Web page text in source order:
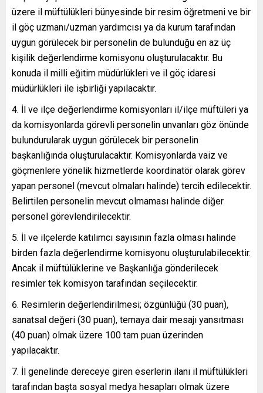
üzere il müftülükleri bünyesinde bir resim öğretmeni ve bir
il göç uzmanı/uzman yardımcısı ya da kurum tarafından
uygun görülecek bir personelin de bulunduğu en az üç
kişilik değerlendirme komisyonu oluşturulacaktır. Bu
konuda il milli eğitim müdürlükleri ve il göç idaresi
müdürlükleri ile işbirliği yapılacaktır.
İl ve ilçe değerlendirme komisyonları il/ilçe müftüleri ya
da komisyonlarda görevli personelin unvanları göz önünde
bulundurularak uygun görülecek bir personelin
başkanlığında oluşturulacaktır. Komisyonlarda vaiz ve
göçmenlere yönelik hizmetlerde koordinatör olarak görev
yapan personel (mevcut olmaları halinde) tercih edilecektir.
Belirtilen personelin mevcut olmaması halinde diğer
personel görevlendirilecektir.
İl ve ilçelerde katılımcı sayısının fazla olması halinde
birden fazla değerlendirme komisyonu oluşturulabilecektir.
Ancak il müftülüklerine ve Başkanlığa gönderilecek
resimler tek komisyon tarafından seçilecektir.
Resimlerin değerlendirilmesi; özgünlüğü (30 puan),
sanatsal değeri (30 puan), temaya dair mesajı yansıtması
(40 puan) olmak üzere 100 tam puan üzerinden
yapılacaktır.
İl genelinde dereceye giren eserlerin ilanı il müftülükleri
tarafından başta sosyal medya hesapları olmak üzere